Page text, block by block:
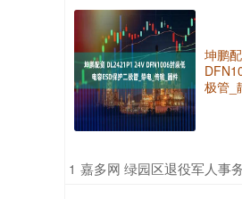
坤鹏
极管_
1 嘉多网 绿园区退役军人事